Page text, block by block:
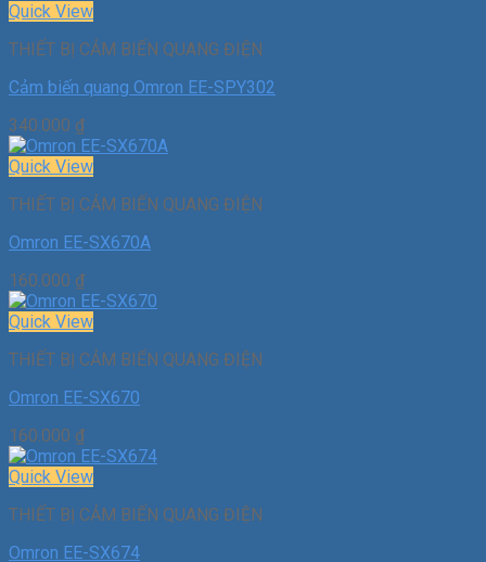
Quick View
THIẾT BỊ CẢM BIẾN QUANG ĐIỆN
Cảm biến quang Omron EE-SPY302
340.000 ₫
Quick View
THIẾT BỊ CẢM BIẾN QUANG ĐIỆN
Omron EE-SX670A
160.000 ₫
Quick View
THIẾT BỊ CẢM BIẾN QUANG ĐIỆN
Omron EE-SX670
160.000 ₫
Quick View
THIẾT BỊ CẢM BIẾN QUANG ĐIỆN
Omron EE-SX674